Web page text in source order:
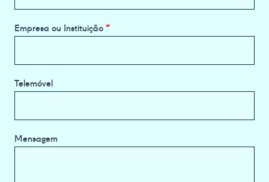
Empresa ou Instituição*
Telemóvel
Mensagem